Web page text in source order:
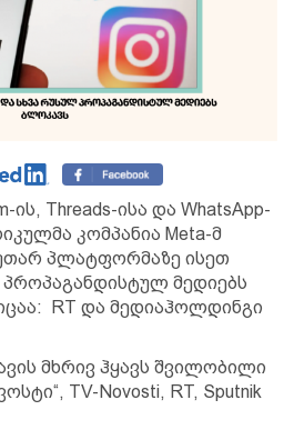
ის, Threads-ისა და WhatsApp-
კომპანია Meta-მ
პლატფორმაზე ისეთ
მედიებს
RT და მედიაჰოლდინგი
მხრივ ჰყავს შვილობილი
TV-Novosti, RT, Sputnik